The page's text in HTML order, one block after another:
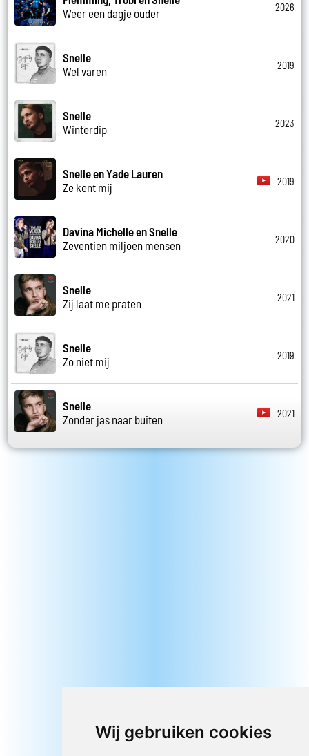
Wij gebruiken cookies
Weer een dagje ouder
2026
Snelle
Wel varen
2019
Snelle
Winterdip
2023
Snelle en Yade Lauren
Ze kent mij
2019
Davina Michelle en Snelle
Zeventien miljoen mensen
2020
Snelle
Zij laat me praten
2021
Snelle
Zo niet mij
2019
Snelle
Zonder jas naar buiten
2021